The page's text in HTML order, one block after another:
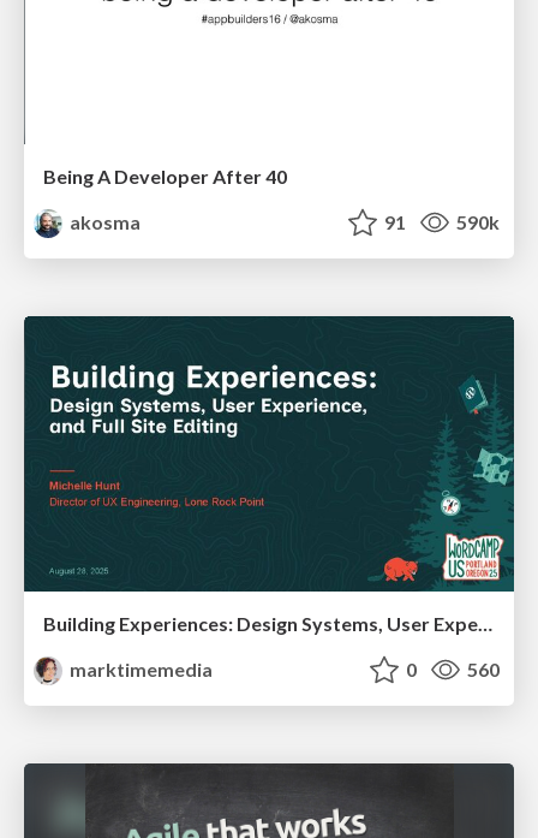
Being A Developer After 40
akosma
91 590k
Building Experiences: Design Systems, User Experience, and Full Site Editing
marktimemedia
0 560